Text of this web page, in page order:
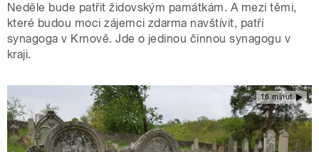
Neděle bude patřit židovským památkám. A mezi těmi,
které budou moci zájemci zdarma navštívit, patří
synagoga v Krnově. Jde o jedinou činnou synagogu v
kraji.
16 minut